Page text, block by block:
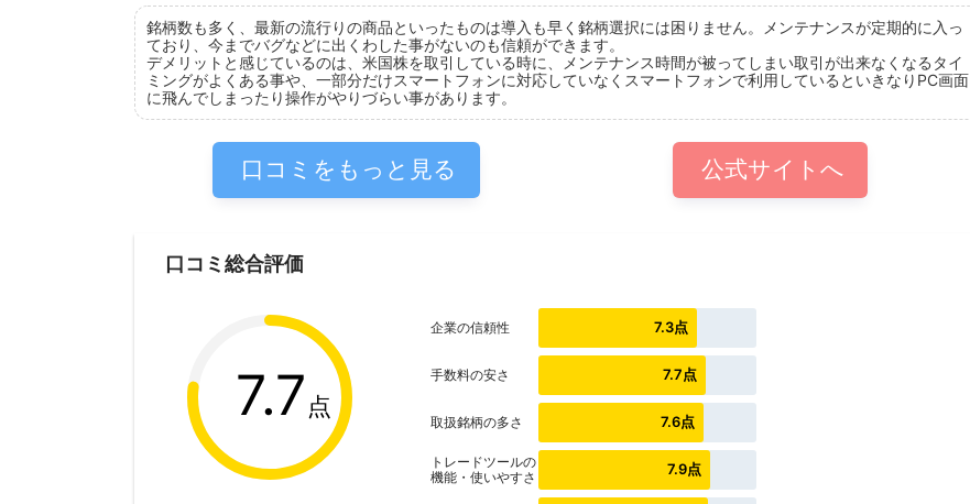
銘柄数も多く、最新の流行りの商品といったものは導入も早く銘柄選択には困りません。メンテナンスが定期的に入っ
ており、今までバグなどに出くわした事がないのも信頼ができます。
デメリットと感じているのは、米国株を取引している時に、メンテナンス時間が被ってしまい取引が出来なくなるタイ
ミングがよくある事や、一部分だけスマートフォンに対応していなくスマートフォンで利用しているといきなりPC画面
に飛んでしまったり操作がやりづらい事があります。
口コミをもっと見る 公式サイトへ
口コミ総合評価
7.7 点
企業の信頼性 7.3点
手数料の安さ 7.7点
取扱銘柄の多さ 7.6点
トレードツールの
機能・使いやすさ
7.9点